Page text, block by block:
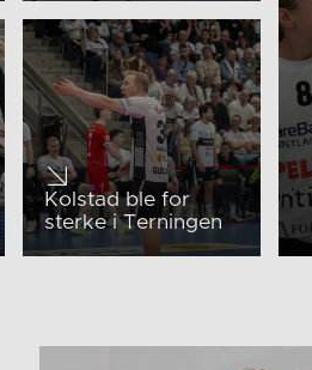
Kolstad ble for
sterke i Terningen